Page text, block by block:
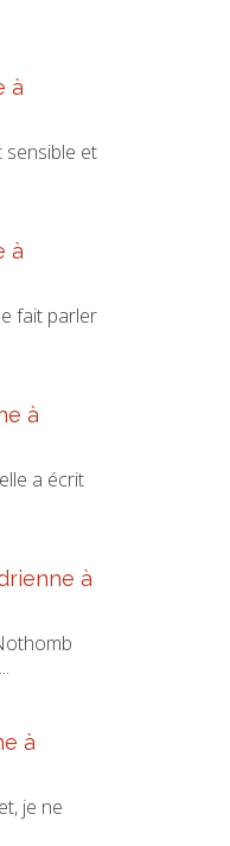
à
sensible et
à
fait parler
à
a écrit
à
à
je ne